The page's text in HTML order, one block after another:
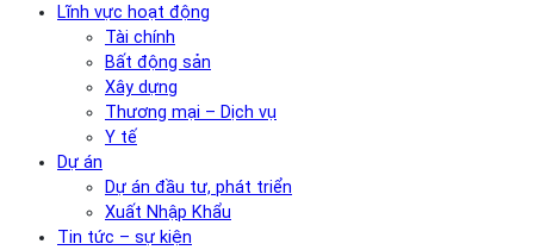
Lĩnh vực hoạt động
Tài chính
Bất động sản
Xây dựng
Thương mại – Dịch vụ
Y tế
Dự án
Dự án đầu tư, phát triển
Xuất Nhập Khẩu
Tin tức – sự kiện